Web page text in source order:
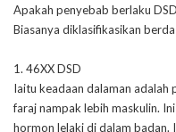
Apakah penyebab berlaku
Biasanya diklasifikasikan
1. 46XX DSD
Iaitu keadaan dalaman adalah
faraj nampak lebih maskulin.
hormon lelaki di dalam badan.